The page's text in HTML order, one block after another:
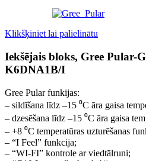
Klikšķiniet lai palielinātu
Iekšējais bloks, Gree Pular-
K6DNA1B/I
Gree Pular funkijas:
– sildīšana līdz –15 ⁰C āra gaisa
– dzesēšana līdz –15 ⁰C āra gaisa
– +8 ⁰C temperatūras uzturēšanas
– “I Feel” funkcija;
– “WI-FI” kontrole ar viedtālruni;